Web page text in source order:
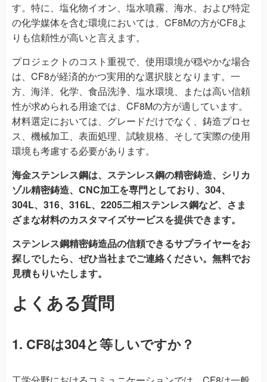
す。特に、塩化物イオン、塩水噴霧、海水、および特定
の化学媒体を含む環境においては、CF8Mの方がCF8よ
りも信頼性が高いと言えます。
プロジェクトのコスト重視で、使用環境が穏やかな場合
は、CF8が経済的かつ実用的な選択肢となります。一
方、海洋、化学、食品洗浄、塩水環境、または高い信頼
性が求められる用途では、CF8Mの方が適しています。
材料選定においては、グレードだけでなく、鋳造プロセ
ス、機械加工、表面処理、試験規格、そして実際の使用
環境も考慮する必要があります。
海金ステンレス鋼は、ステンレス鋼の精密鋳造、シリカ
ゾル精密鋳造、CNC加工を専門としており、304、
304L、316、316L、2205二相ステンレス鋼など、さま
ざまな材料のカスタマイズサービスを提供できます。
ステンレス鋼精密鋳造品の信頼できるサプライヤーをお
探しでしたら、ぜひ当社までご連絡ください。無料でお
見積もりいたします。
よくある質問
1. CF8は304と等しいですか？